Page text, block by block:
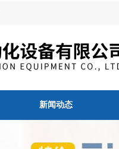
新闻动态